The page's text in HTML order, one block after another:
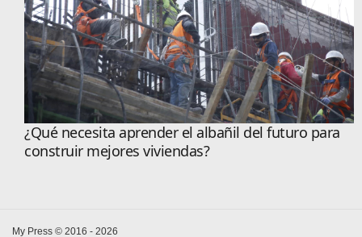
¿Qué necesita aprender el albañil del futuro para
construir mejores viviendas?
My Press © 2016 - 2026